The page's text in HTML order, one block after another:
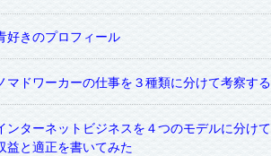
好きのプロフィール
マドワーカーの仕事を３種類に分けて考察する
ンターネットビジネスを４つのモデルに分けて
益と適正を書いてみた